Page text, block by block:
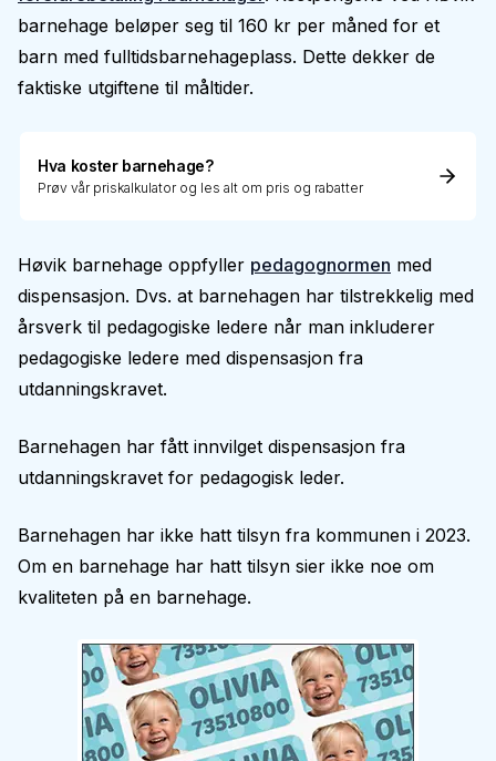
barnehage beløper seg til 160 kr per måned for et
barn med fulltidsbarnehageplass. Dette dekker de
faktiske utgiftene til måltider.
Hva koster barnehage?
Prøv vår priskalkulator og les alt om pris og rabatter
Høvik barnehage oppfyller pedagognormen med
dispensasjon. Dvs. at barnehagen har tilstrekkelig med
årsverk til pedagogiske ledere når man inkluderer
pedagogiske ledere med dispensasjon fra
utdanningskravet.
Barnehagen har fått innvilget dispensasjon fra
utdanningskravet for pedagogisk leder.
Barnehagen har ikke hatt tilsyn fra kommunen i 2023.
Om en barnehage har hatt tilsyn sier ikke noe om
kvaliteten på en barnehage.